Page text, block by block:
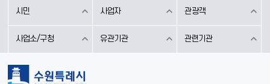
시민 사업자 관광객
사업소/구청 유관기관 관련기관